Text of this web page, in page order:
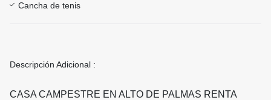
Cancha de tenis
Descripción Adicional :
CASA CAMPESTRE EN ALTO DE PALMAS RENTA